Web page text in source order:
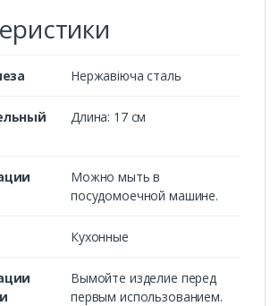
Нержавіюча сталь
Длина: 17 см
Можно мыть в
посудомоечной машине.
Кухонные
Вымойте изделие перед
первым использованием.